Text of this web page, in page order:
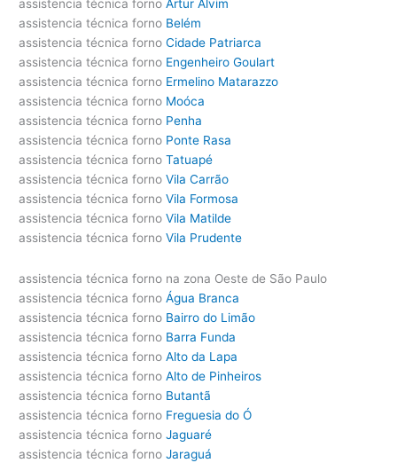
assistencia técnica forno Artur Alvim
assistencia técnica forno Belém
assistencia técnica forno Cidade Patriarca
assistencia técnica forno Engenheiro Goulart
assistencia técnica forno Ermelino Matarazzo
assistencia técnica forno Moóca
assistencia técnica forno Penha
assistencia técnica forno Ponte Rasa
assistencia técnica forno Tatuapé
assistencia técnica forno Vila Carrão
assistencia técnica forno Vila Formosa
assistencia técnica forno Vila Matilde
assistencia técnica forno Vila Prudente
assistencia técnica forno na zona Oeste de São Paulo
assistencia técnica forno Água Branca
assistencia técnica forno Bairro do Limão
assistencia técnica forno Barra Funda
assistencia técnica forno Alto da Lapa
assistencia técnica forno Alto de Pinheiros
assistencia técnica forno Butantã
assistencia técnica forno Freguesia do Ó
assistencia técnica forno Jaguaré
assistencia técnica forno Jaraguá